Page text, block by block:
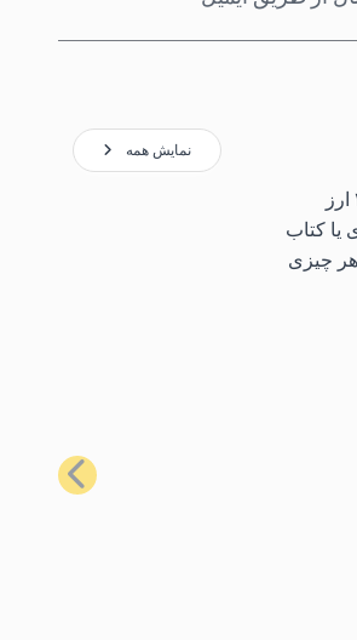
با استفاده از محبوب‌ترین کارت‌های هدیه ما، می‌توانید طیف گسترده‌ای از کالاهای روزمره را با استفاده از بیت‌کوین، اتریوم، لایت‌کوین، سولانا و بیش از ۲۰۰ ارز
یا کتاب
هر چیزی
نمایش همه
بعدی